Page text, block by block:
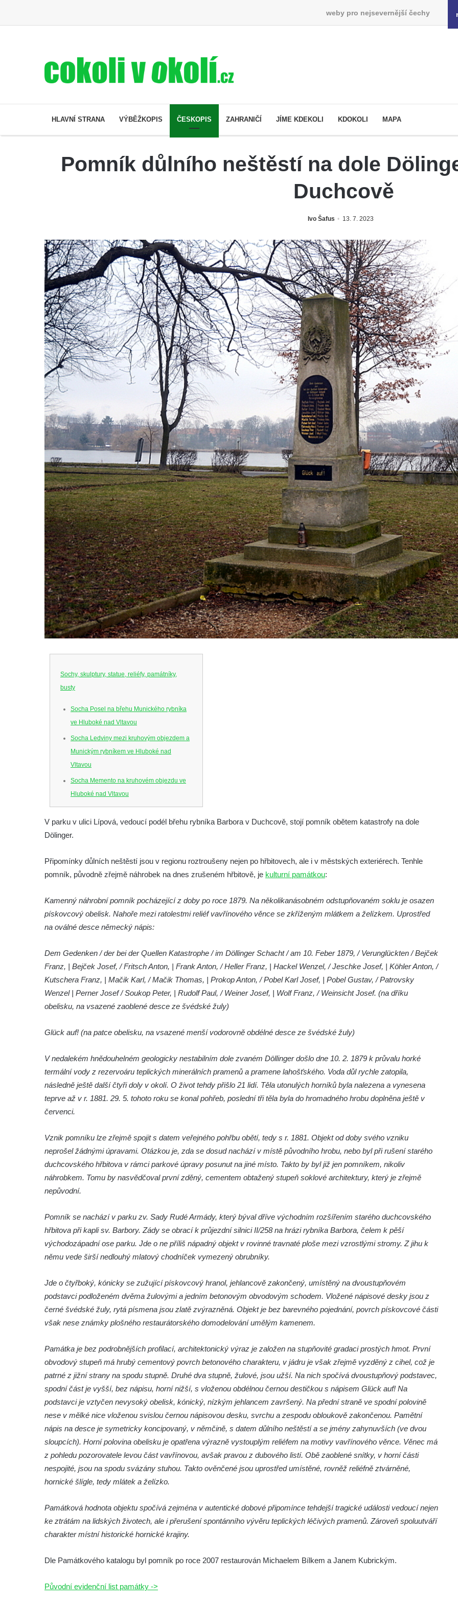
weby pro nejsevernější čechy
HLAVNÍ STRANA VÝBĚŽKOPIS ČESKOPIS ZAHRANIČÍ JÍME KDEKOLI KDOKOLI MAPA
Pomník důlního neštěstí na dole
Duchcově
Ivo Šafus 13. 7. 2023
Sochy, skulptury, statue, reliéfy, památníky,
busty
Socha Posel na břehu Munického rybníka
ve Hluboké nad Vltavou
Socha Ledviny mezi kruhovým objezdem a
Munickým rybníkem ve Hluboké nad
Vltavou
Socha Memento na kruhovém objezdu ve
Hluboké nad Vltavou
Socha Chalikotérium v ZOO Hluboká
Socha Smilodon v ZOO Hluboká
Socha Koroun bezzubý v ZOO Hluboká
Socha Plejtvák obrovský v ZOO Hluboká
Socha Mamutí lebka v ZOO Hluboká
Socha Mamut srstnatý v ZOO Hluboká
Socha Vydry si hrají v ZOO Hluboká
Socha Přátelství v ZOO Hluboká
Socha Matka příroda v ZOO Hluboká
Socha Lišky v ZOO Hluboká
Socha Vlčice s mládětem v ZOO Hluboká
Socha Orlice v ZOO Hluboká
Socha Želva v ZOO Hluboká
Socha Kozorožec horský v ZOO Hluboká
Socha Housenka v ZOO Hluboká
Socha Rosomák v ZOO Hluboká
Socha Beruška v ZOO Hluboká
Socha Volavka v ZOO Hluboká
Lavička Kůň Převalského v ZOO Hluboká
Socha Opičákovník v ZOO Hluboká
Socha Roháč v ZOO Hluboká
čp. 69/1 v Českých Budějovicích
Socha Jana Valeria Jirsíka u Černé věže v
Českých Budějovicích
Socha Krista klesajícího pod křížem u
kostela svatého Mikuláše v Českých
Budějovicích
Socha svatého Jana Nepomuckého u
kostela svaté Rodiny v Českých
Budějovicích
Socha Tornádo v parku na Senovážném
náměstí v Českých Budějovicích
Sousoší Humanoidi na Lannově třídě v
Pomník Vojtěcha Adalberta Lanny v parku
Pomník Přemysla Otakara II. v parku Na
V parku v ulici Lípová, vedoucí podél břehu rybníka Barbora v Duchcově, stojí pomník obětem katastrofy na dole
Dölinger.
Připomínky důlních neštěstí jsou v regionu roztroušeny nejen po hřbitovech, ale i v městských exteriérech. Tenhle
pomník, původně zřejmě náhrobek na dnes zrušeném hřbitově, je kulturní památkou:
Kamenný náhrobní pomník pocházející z doby po roce 1879. Na několikanásobném odstupňovaném soklu je osazen
pískovcový obelisk. Nahoře mezi ratolestmi reliéf vavřínového věnce se zkříženým mlátkem a želízkem. Uprostřed
na oválné desce německý nápis:
Dem Gedenken / der bei der Quellen Katastrophe / im Döllinger Schacht / am 10. Feber 1879, / Verunglückten / Bejček
Franz, | Bejček Josef, / Fritsch Anton, | Frank Anton, / Heller Franz, | Hackel Wenzel, / Jeschke Josef, | Köhler Anton, /
Kutschera Franz, | Mačik Karl, / Mačik Thomas, | Prokop Anton, / Pobel Karl Josef, | Pobel Gustav, / Patrovsky
Wenzel | Perner Josef / Soukop Peter, | Rudolf Paul, / Weiner Josef, | Wolf Franz, / Weinsicht Josef. (na dříku
obelisku, na vsazené zaoblené desce ze švédské žuly)
Glück auf! (na patce obelisku, na vsazené menší vodorovně obdélné desce ze švédské žuly)
V nedalekém hnědouhelném geologicky nestabilním dole zvaném Döllinger došlo dne 10. 2. 1879 k průvalu horké
termální vody z rezervoáru teplických minerálních pramenů a pramene lahošťského. Voda důl rychle zatopila,
následně ještě další čtyři doly v okolí. O život tehdy přišlo 21 lidí. Těla utonulých horníků byla nalezena a vynesena
teprve až v r. 1881. 29. 5. tohoto roku se konal pohřeb, poslední tři těla byla do hromadného hrobu doplněna ještě v
červenci.
Vznik pomníku lze zřejmě spojit s datem veřejného pohřbu obětí, tedy s r. 1881. Objekt od doby svého vzniku
neprošel žádnými úpravami. Otázkou je, zda se dosud nachází v místě původního hrobu, nebo byl při rušení starého
duchcovského hřbitova v rámci parkové úpravy posunut na jiné místo. Takto by byl již jen pomníkem, nikoliv
náhrobkem. Tomu by nasvědčoval první zděný, cementem obtažený stupeň soklové architektury, který je zřejmě
nepůvodní.
Pomník se nachází v parku zv. Sady Rudé Armády, který býval dříve východním rozšířením starého duchcovského
hřbitova při kapli sv. Barbory. Zády se obrací k průjezdní silnici II/258 na hrázi rybníka Barbora, čelem k pěší
východozápadní ose parku. Jde o ne příliš nápadný objekt v rovinné travnaté ploše mezi vzrostlými stromy. Z jihu k
němu vede širší nedlouhý mlatový chodníček vymezený obrubníky.
Jde o čtyřboký, kónicky se zužující pískovcový hranol, jehlancově zakončený, umístěný na dvoustupňovém
podstavci podloženém dvěma žulovými a jedním betonovým obvodovým schodem. Vložené nápisové desky jsou z
černé švédské žuly, rytá písmena jsou zlatě zvýrazněná. Objekt je bez barevného pojednání, povrch pískovcové části
však nese známky plošného restaurátorského domodelování umělým kamenem.
Památka je bez podrobnějších profilací, architektonický výraz je založen na stupňovité gradaci prostých hmot. První
obvodový stupeň má hrubý cementový povrch betonového charakteru, v jádru je však zřejmě vyzděný z cihel, což je
patrné z jižní strany na spodu stupně. Druhé dva stupně, žulové, jsou užší. Na nich spočívá dvoustupňový podstavec,
spodní část je vyšší, bez nápisu, horní nižší, s vloženou obdélnou černou destičkou s nápisem Glück auf! Na
podstavci je vztyčen nevysoký obelisk, kónický, nízkým jehlancem završený. Na přední straně ve spodní polovině
nese v mělké nice vloženou svislou černou nápisovou desku, svrchu a zespodu obloukově zakončenou. Pamětní
nápis na desce je symetricky koncipovaný, v němčině, s datem důlního neštěstí a se jmény zahynuvších (ve dvou
sloupcích). Horní polovina obelisku je opatřena výrazně vystouplým reliéfem na motivy vavřínového věnce. Věnec má
z pohledu pozorovatele levou část vavřínovou, avšak pravou z dubového listí. Obě zaoblené snítky, v horní části
nespojité, jsou na spodu svázány stuhou. Takto ověnčené jsou uprostřed umístěné, rovněž reliéfně ztvárněné,
hornické šlígle, tedy mlátek a želízko.
Památková hodnota objektu spočívá zejména v autentické dobové připomínce tehdejší tragické události vedoucí nejen
ke ztrátám na lidských životech, ale i přerušení spontánního vývěru teplických léčivých pramenů. Zároveň spoluutváří
charakter místní historické hornické krajiny.
Dle Památkového katalogu byl pomník po roce 2007 restaurován Michaelem Bílkem a Janem Kubrickým.
Původní evidenční list památky ->